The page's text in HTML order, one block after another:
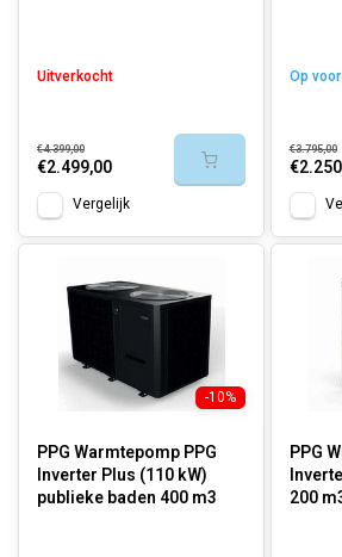
Uitverkocht
€4.399,00
€2.499,00
Vergelijk
Op
€3.795,00
-10%
PPG Warmtepomp PPG
Inverter Plus (110 kW)
publieke baden 400 m3
PPG
200